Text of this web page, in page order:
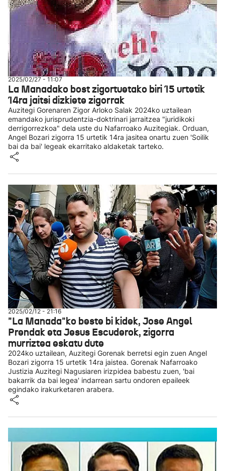
2025/02/27 - 11:07
La Manadako bost zigortuetako biri 15 urtetik
14ra jaitsi dizkiete zigorrak
Auzitegi Gorenaren Zigor Arloko Salak 2024ko uztailean
emandako jurisprudentzia-doktrinari jarraitzea "juridikoki
derrigorrezkoa" dela uste du Nafarroako Auzitegiak. Orduan,
Angel Bozari zigorra 15 urtetik 14ra jasitea onartu zuen 'Soilik
bai da bai' legeak ekarritako aldaketak tarteko.
2025/02/12 - 21:16
"La Manada"ko beste bi kidek, Jose Angel
Prendak eta Jesus Escuderok, zigorra
murriztea eskatu dute
2024ko uztailean, Auzitegi Gorenak berretsi egin zuen Angel
Bozari zigorra 15 urtetik 14ra jaistea. Gorenak Nafarroako
Justizia Auzitegi Nagusiaren irizpidea babestu zuen, 'bai
bakarrik da bai legea' indarrean sartu ondoren epaileek
egindako irakurketaren arabera.